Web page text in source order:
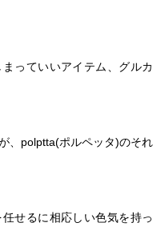
っていいアイテム、グルカ
、polptta(ポルペッタ)のそれ
せるに相応しい色気を持っ